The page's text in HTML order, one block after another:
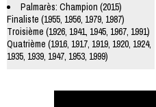
Palmarès: Champion (2015)
Finaliste (1955, 1956, 1979, 1987)
Troisième (1926, 1941, 1945, 1967, 1991)
Quatrième (1916, 1917, 1919, 1920, 1924,
1935, 1939, 1947, 1953, 1999)